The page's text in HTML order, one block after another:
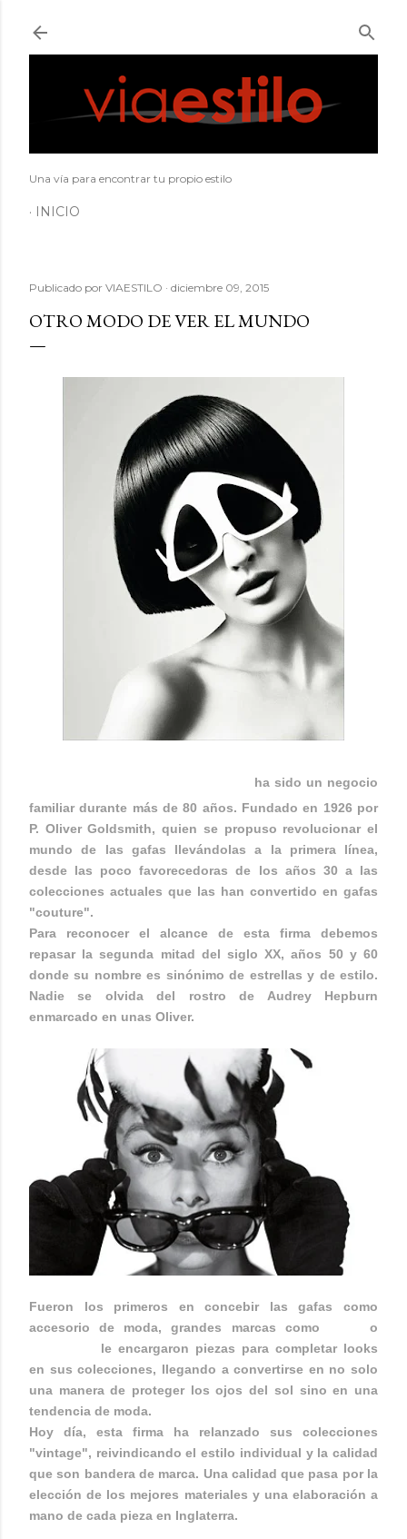
Una vía para encontrar tu propio estilo
INICIO
Publicado por VIAESTILO diciembre 09, 2015
OTRO MODO DE VER EL MUNDO
ha sido un negocio
familiar durante más de 80 años. Fundado en 1926 por
P. Oliver Goldsmith, quien se propuso revolucionar el
mundo de las gafas llevándolas a la primera línea,
desde las poco favorecedoras de los años 30 a las
colecciones actuales que las han convertido en gafas
"couture".
Para reconocer el alcance de esta firma debemos
repasar la segunda mitad del siglo XX, años 50 y 60
donde su nombre es sinónimo de estrellas y de estilo.
Nadie se olvida del rostro de Audrey Hepburn
enmarcado en unas Oliver.
Fueron los primeros en concebir las gafas como
accesorio de moda, grandes marcas como
o
le encargaron piezas para completar looks
en sus colecciones, llegando a convertirse en no solo
una manera de proteger los ojos del sol sino en una
tendencia de moda.
Hoy día, esta firma ha relanzado sus colecciones
"vintage", reivindicando el estilo individual y la calidad
que son bandera de marca. Una calidad que pasa por la
elección de los mejores materiales y una elaboración a
mano de cada pieza en Inglaterra.